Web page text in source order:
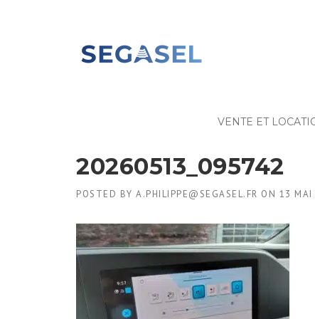
VENTE ET
20260513_095742
POSTED BY A.PHILIPPE@SEGASEL.FR ON 13